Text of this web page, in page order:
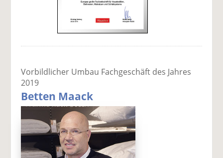
Vorbildlicher Umbau Fachgeschäft des Jahres
2019
Betten Maack